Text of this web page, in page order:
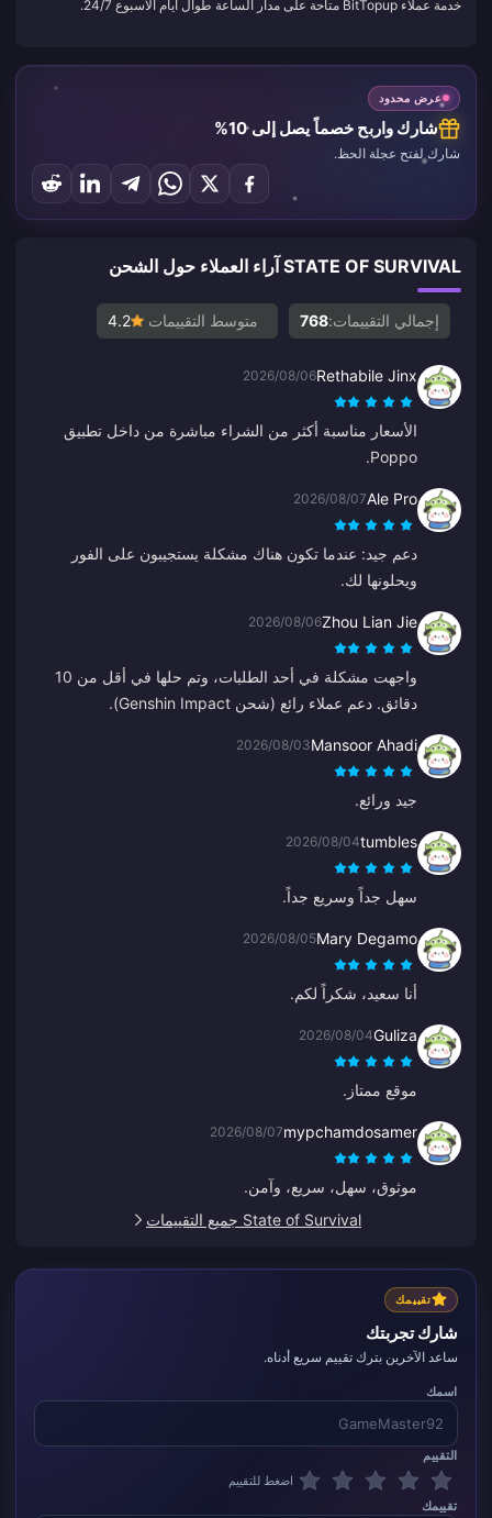
خدمة عملاء BitTopup متاحة على مدار الساعة طوال أيام الأسبوع 24/7.
عرض محدود
شارك واربح خصماً يصل إلى 10%
شارك لفتح عجلة الحظ.
STATE OF SURVIVAL آراء العملاء حول الشحن
إجمالي التقييمات:768 متوسط التقييمات 4.2
Rethabile Jinx
2026/08/06
الأسعار مناسبة أكثر من الشراء مباشرة من داخل تطبيق
Poppo.
Ale Pro
2026/08/07
دعم جيد: عندما تكون هناك مشكلة يستجيبون على الفور
ويحلونها لك.
Zhou Lian Jie
2026/08/06
واجهت مشكلة في أحد الطلبات، وتم حلها في أقل من 10
دقائق. دعم عملاء رائع (شحن Genshin Impact).
Mansoor Ahadi
2026/08/03
جيد ورائع.
tumbles
2026/08/04
سهل جداً وسريع جداً.
Mary Degamo
2026/08/05
أنا سعيد، شكراً لكم.
Guliza
2026/08/04
موقع ممتاز.
mypchamdosamer
2026/08/07
موثوق، سهل، سريع، وآمن.
State of Survival جميع التقييمات
تقييمك
شارك تجربتك
ساعد الآخرين بترك تقييم سريع أدناه.
اسمك
التقييم
اضغط للتقييم
تقييمك